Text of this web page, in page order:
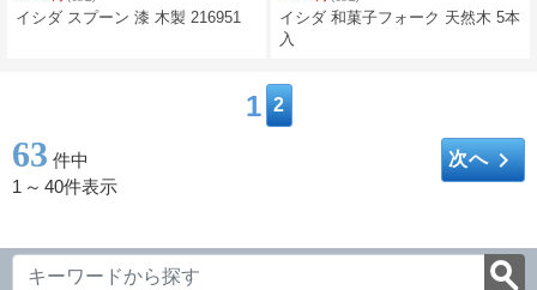
イシダ スプーン 漆 木製 216951
イシダ 和菓子フォーク 天然木 5本
入
1 2
63 件中
1 ～ 40件表示
次へkeyboard_arrow_right